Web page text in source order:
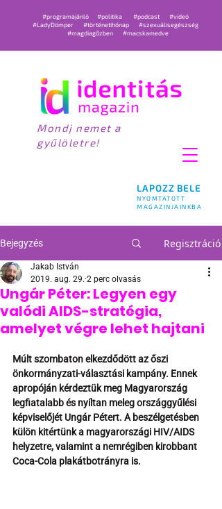
LAPOZZ BELE
NYOMTATOTT
MAGAZINJAINKBA
#programajánló #politika #podcast
#videó
#LadyDömper
#történetihónap
#szexuálisegészség
#magdiagőzben
#macskamedve
Mondj nemet a
gyűlöletre!
Bejegyzés Regisztráció
Ungár Péter: Legyen egy
valódi AIDS-stratégia,
amelyet végre lehet hajtani
Jakab István
2019. aug. 29. 2 perc olvasás
Múlt szombaton elkezdődött az őszi
önkormányzati-választási kampány. Ennek
apropóján kérdeztük meg Magyarország
legfiatalabb és nyíltan meleg országgyűlési
képviselőjét Ungár Pétert. A beszélgetésben
külön kitértünk a magyarországi HIV/AIDS
helyzetre, valamint a nemrégiben kirobbant
Coca-Cola plakátbotrányra is.